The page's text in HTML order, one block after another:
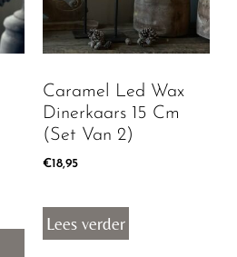
Caramel Led Wax
Dinerkaars 15 Cm
(set Van 2)
€18,95
Lees verder